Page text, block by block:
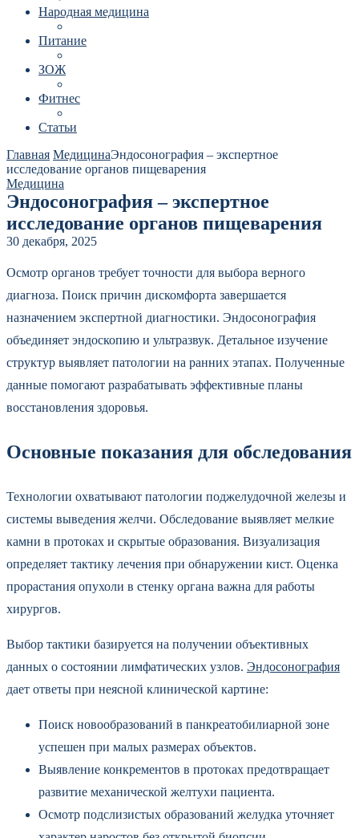
Народная медицина
Питание
ЗОЖ
Фитнес
Статьи
Главная МедицинаЭндосонография – экспертное
исследование органов пищеварения
Медицина
Эндосонография – экспертное
исследование органов пищеварения
30 декабря, 2025
Осмотр органов требует точности для выбора верного
диагноза. Поиск причин дискомфорта завершается
назначением экспертной диагностики. Эндосонография
объединяет эндоскопию и ультразвук. Детальное изучение
структур выявляет патологии на ранних этапах. Полученные
данные помогают разрабатывать эффективные планы
восстановления здоровья.
Основные показания для обследования
Технологии охватывают патологии поджелудочной железы и
системы выведения желчи. Обследование выявляет мелкие
камни в протоках и скрытые образования. Визуализация
определяет тактику лечения при обнаружении кист. Оценка
прорастания опухоли в стенку органа важна для работы
хирургов.
Выбор тактики базируется на получении объективных
данных о состоянии лимфатических узлов. Эндосонография
дает ответы при неясной клинической картине:
Поиск новообразований в панкреатобилиарной зоне
успешен при малых размерах объектов.
Выявление конкрементов в протоках предотвращает
развитие механической желтухи пациента.
Осмотр подслизистых образований желудка уточняет